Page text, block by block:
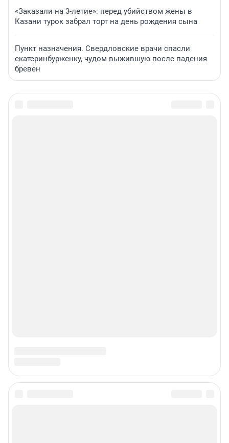
«Заказали на 3-летие»: перед убийством жены в
Казани турок забрал торт на день рождения сына
Пункт назначения. Свердловские врачи спасли
екатеринбурженку, чудом выжившую после падения
бревен